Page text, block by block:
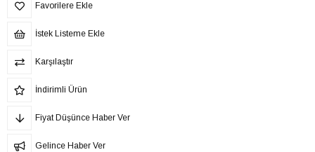
Favorilere Ekle
İstek Listeme Ekle
Karşılaştır
İndirimli Ürün
Fiyat Düşünce Haber Ver
Gelince Haber Ver